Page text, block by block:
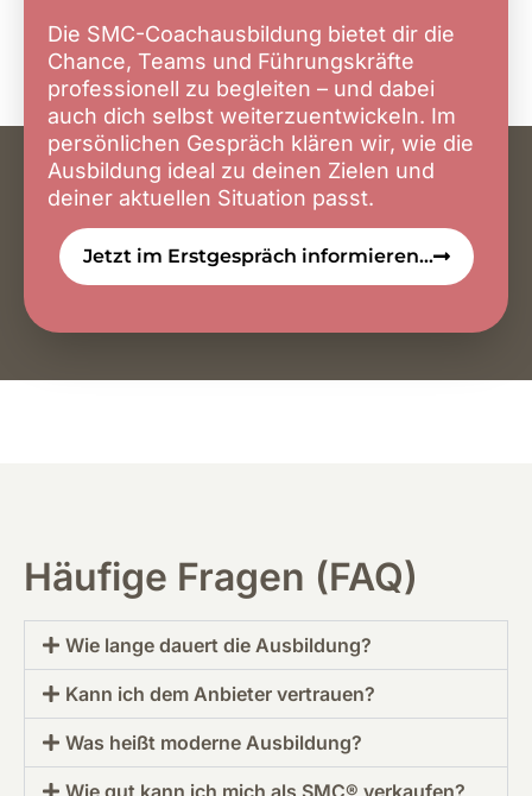
Die SMC-Coachausbildung bietet dir die
Chance, Teams und Führungskräfte
professionell zu begleiten – und dabei
auch dich selbst weiterzuentwickeln. Im
persönlichen Gespräch klären wir, wie die
Ausbildung ideal zu deinen Zielen und
deiner aktuellen Situation passt.
Jetzt im Erstgespräch informieren...
Häufige Fragen (FAQ)
Wie lange dauert die Ausbildung?
Kann ich dem Anbieter vertrauen?
Was heißt moderne Ausbildung?
Wie gut kann ich mich als SMC® verkaufen?